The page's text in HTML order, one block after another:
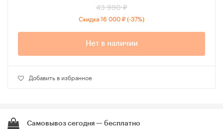
43 990 ₽
Скидка 16 000 ₽ (-37%)
Нет в наличии
Добавить в избранное
Самовывоз сегодня — бесплатно